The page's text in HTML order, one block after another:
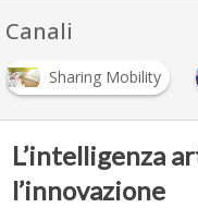
Canali
Sharing Mobility
L’intelligenza
l’innovazione